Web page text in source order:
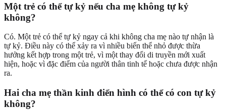
Một trẻ có thể tự kỷ nếu cha mẹ không tự kỷ
không?
Có. Một trẻ có thể tự kỷ ngay cả khi không cha mẹ nào tự nhận là
tự kỷ. Điều này có thể xảy ra vì nhiều biến thể nhỏ được thừa
hưởng kết hợp trong một trẻ, vì một thay đổi di truyền mới xuất
hiện, hoặc vì đặc điểm của người thân tinh tế hoặc chưa được nhận
ra.
Hai cha mẹ thần kinh điển hình có thể có con tự kỷ
không?